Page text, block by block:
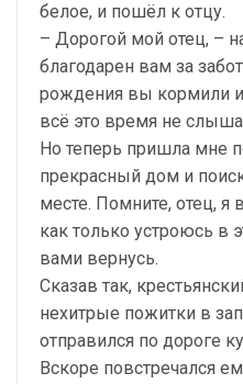
белое, и пошёл к отцу.
– Дорогой мой отец, –
благодарен вам за
рождения вы кормили и
всё это время не
Но теперь пришла мне
прекрасный дом и
месте. Помните, отец, я
как только устроюсь в
вами вернусь.
Сказав так,
нехитрые пожитки в
отправился по дороге
Вскоре повстречался